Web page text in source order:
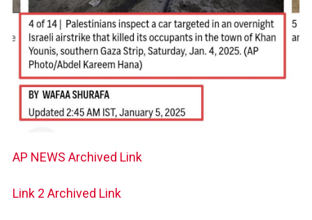
AP NEWS Archived Link
Link 2 Archived Link